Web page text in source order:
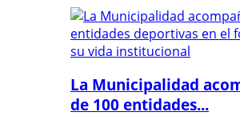
La Municipalidad
de 100 entidades...